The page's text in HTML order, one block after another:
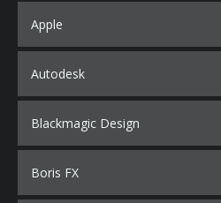
Apple
Autodesk
Blackmagic Design
Boris FX